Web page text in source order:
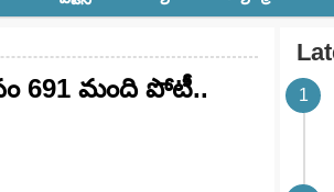
691 మంది పోటీ..